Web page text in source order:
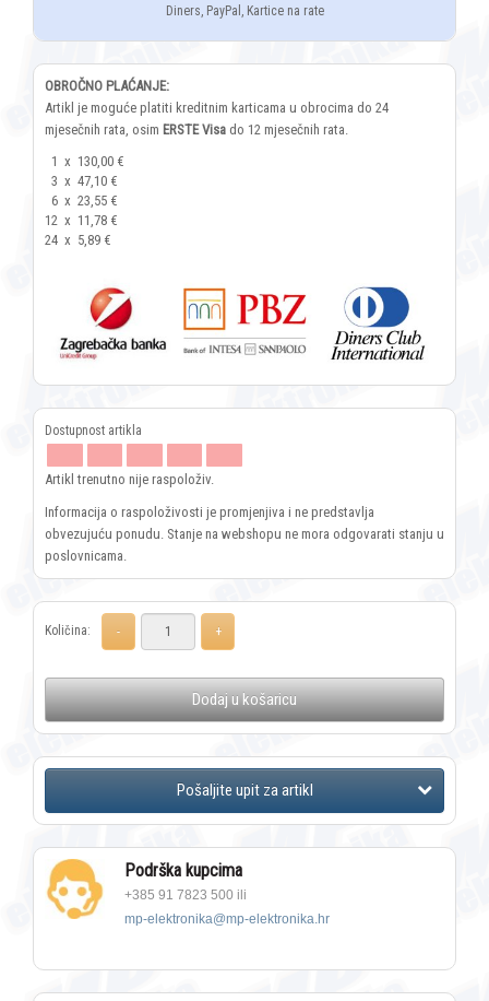
Diners, PayPal, Kartice na rate
OBROČNO PLAĆANJE:
Artikl je moguće platiti kreditnim karticama u obrocima do 24
mjesečnih rata, osim ERSTE Visa do 12 mjesečnih rata.
1 x 130,00 €
3 x 47,10 €
6 x 23,55 €
12 x 11,78 €
24 x 5,89 €
Artikl trenutno nije raspoloživ.
Informacija o raspoloživosti je promjenjiva i ne predstavlja
obvezujuću ponudu. Stanje na webshopu ne mora odgovarati stanju u
poslovnicama.
Količina:
Dodaj u košaricu
Podrška kupcima
+385 91 7823 500 ili
mp-elektronika@mp-elektronika.hr